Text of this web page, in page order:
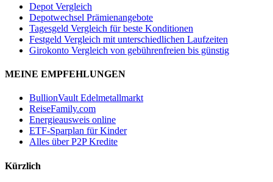
Depot Vergleich
Depotwechsel Prämienangebote
Tagesgeld Vergleich für beste Konditionen
Festgeld Vergleich mit unterschiedlichen Laufzeiten
Girokonto Vergleich von gebührenfreien bis günstig
MEINE EMPFEHLUNGEN
BullionVault Edelmetallmarkt
ReiseFamily.com
Energieausweis online
ETF-Sparplan für Kinder
Alles über P2P Kredite
Kürzlich